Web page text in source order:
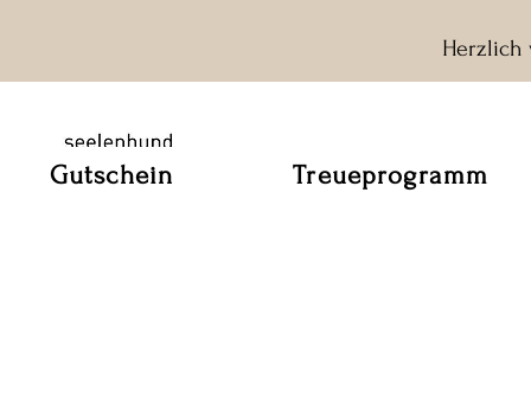
Herzlich
Gutschein Treueprogramm